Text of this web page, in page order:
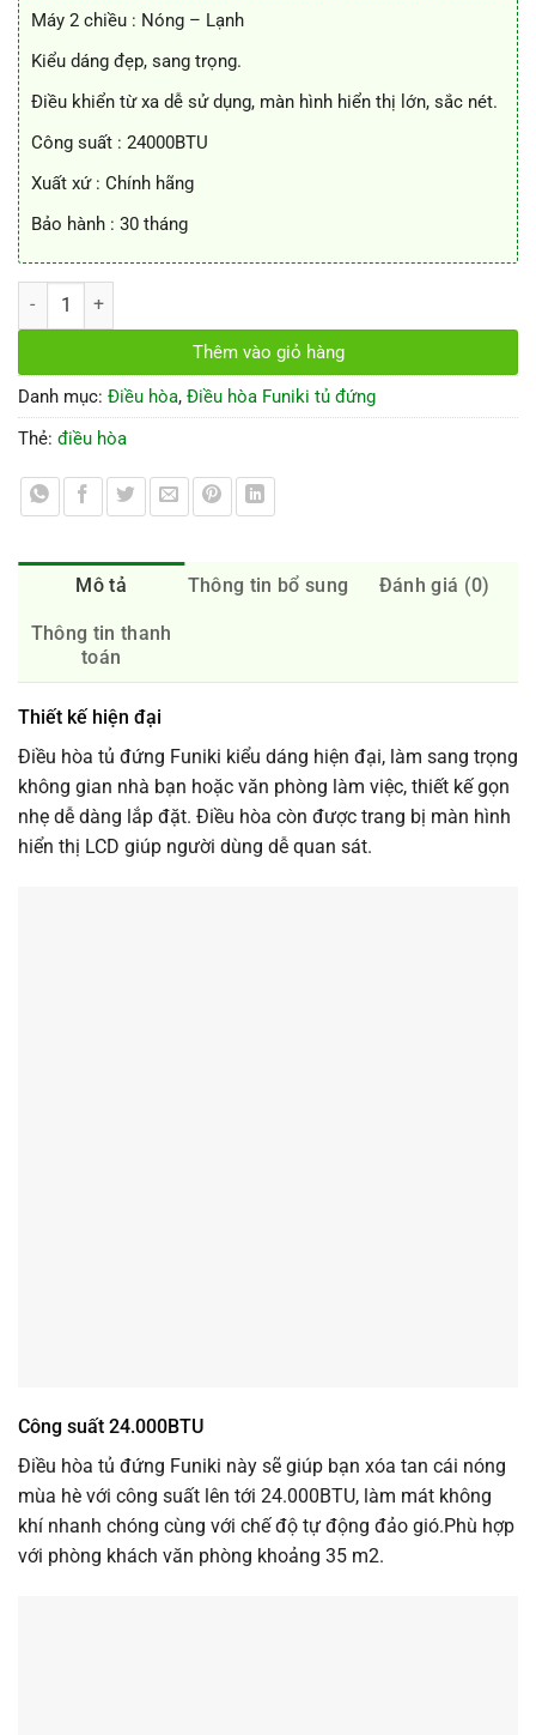
Máy 2 chiều : Nóng – Lạnh
Kiểu dáng đẹp, sang trọng.
Điều khiển từ xa dễ sử dụng, màn hình hiển thị lớn, sắc nét.
Công suất : 24000BTU
Xuất xứ : Chính hãng
Bảo hành : 30 tháng
Điều hòa tủ đứng Funiki FH25, 2 chiều 24000Btu số lượng
Thêm vào giỏ hàng
Danh mục: Điều hòa, Điều hòa Funiki tủ đứng
Thẻ: điều hòa
Mô tả Thông tin bổ sung Đánh giá (0)
Thông tin thanh
toán
Thiết kế hiện đại
Điều hòa tủ đứng Funiki kiểu dáng hiện đại, làm sang trọng
không gian nhà bạn hoặc văn phòng làm việc, thiết kế gọn
nhẹ dễ dàng lắp đặt. Điều hòa còn được trang bị màn hình
hiển thị LCD giúp người dùng dễ quan sát.
Công suất 24.000BTU
Điều hòa tủ đứng Funiki này sẽ giúp bạn xóa tan cái nóng
mùa hè với công suất lên tới 24.000BTU, làm mát không
khí nhanh chóng cùng với chế độ tự động đảo gió.Phù hợp
với phòng khách văn phòng khoảng 35 m2.